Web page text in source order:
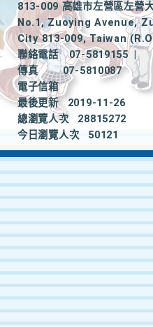
813-009 高雄市左營區左營
No.1, Zuoying Avenue,
City 813-009, Taiwan
聯絡電話
07-5819155
|
傳真
07-5810087
電子信箱
最後更新
2019-11-26
總瀏覽人次
28815272
今日瀏覽人次
50121